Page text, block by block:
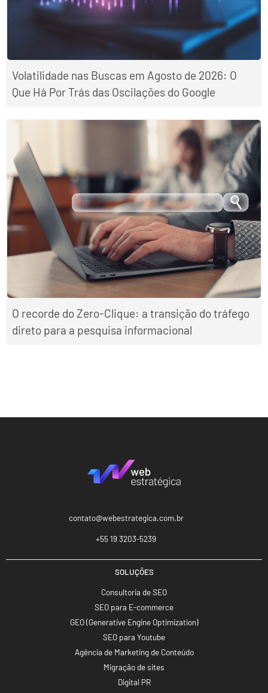
Volatilidade nas Buscas em Agosto de 2026: O
Que Há Por Trás das Oscilações do Google
O recorde do Zero-Clique: a transição do tráfego
direto para a pesquisa informacional
contato@webestrategica.com.br
+55 19 3203-5239
SOLUÇÕES
Consultoria de SEO
SEO para E-commerce
GEO (Generative Engine Optimization)
SEO para Youtube
Agência de Marketing de Conteúdo
Migração de sites
Digital PR